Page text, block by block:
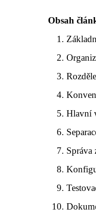
Obsah
Hlavní
Správa